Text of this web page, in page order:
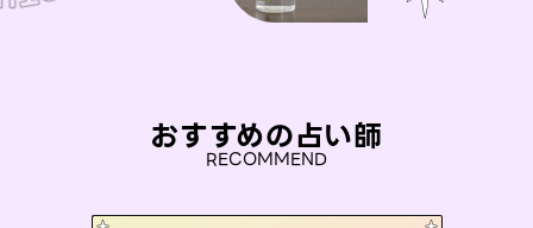
おすすめの占い師
RECOMMEND